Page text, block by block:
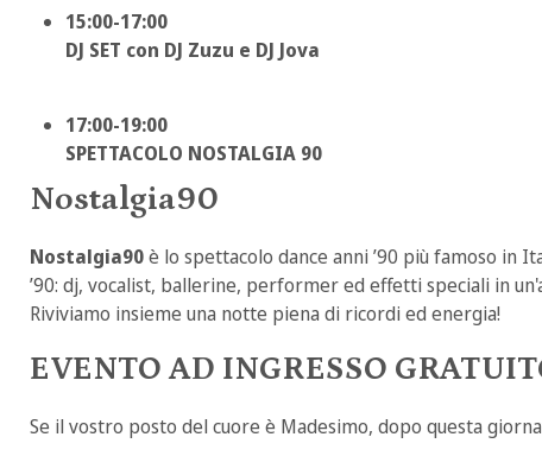
15:00-17:00
DJ SET con DJ Zuzu e DJ Jova
17:00-19:00
SPETTACOLO NOSTALGIA 90
Nostalgia90
Nostalgia90è lo spettacolo dance anni ’90 più famoso in
’90: dj, vocalist, ballerine, performer ed effetti speciali in
Riviviamo insieme una notte piena di ricordi ed energia!
EVENTO AD INGRESSO
Se il vostro posto del cuore è Madesimo, dopo questa